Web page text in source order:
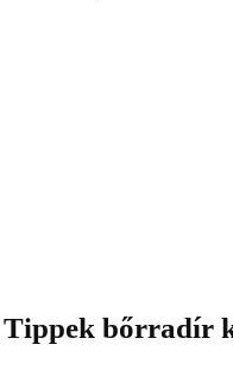
Tippek bőrradír